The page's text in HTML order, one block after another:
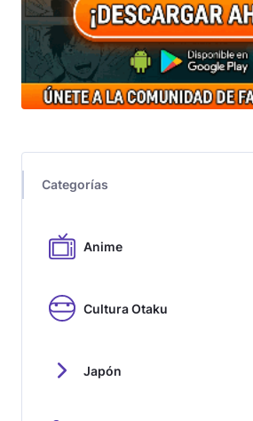
Categorías
Anime
Cultura Otaku
Japón